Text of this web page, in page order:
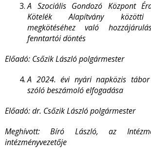
A Szociális Gondozó Központ
Kötelék Alapítvány közötti
megkötéséhez való
fenntartói döntés
Előadó: Csőzik László polgármester
A 2024. évi nyári napközis tábor
szóló beszámoló elfogadása
Előadó: dr. Csőzik László polgármester
Meghívott: Bíró László, az
intézményvezetője